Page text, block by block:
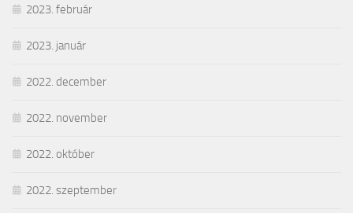
2023. február
2023. január
2022. december
2022. november
2022. október
2022. szeptember